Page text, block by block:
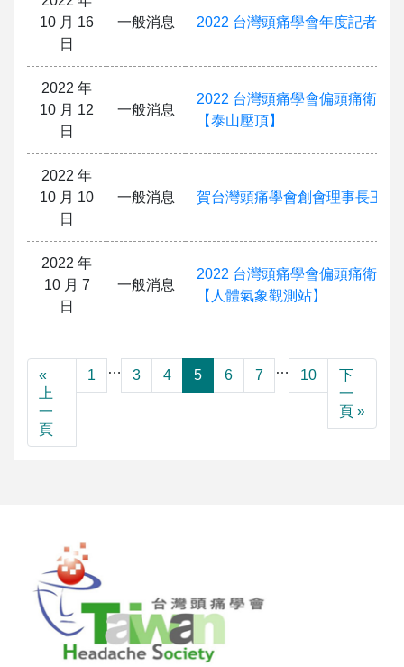
10 月 16
日
一般消息 2022 台灣頭痛學會年度記者會
2022 年
10 月 12
日
一般消息
2022 台灣頭痛學會偏頭痛衛教
【泰山壓頂】
2022 年
10 月 10
日
一般消息 賀台灣頭痛學會創會理事長王
2022 年
10 月 7
日
一般消息
2022 台灣頭痛學會偏頭痛衛教
【人體氣象觀測站】
«
上
一
頁
1 … 3 4 5 6 7 … 10
下
一
頁 »